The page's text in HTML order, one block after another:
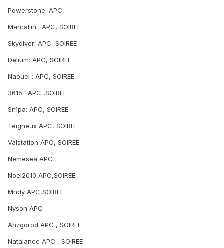
Powerstone: APC,
Marcallin : APC, SOIREE
Skydiver: APC, SOIREE
Delium: APC, SOIREE
Naouel : APC, SOIREE
3615 : APC ,SOIREE
Sn1pa: APC, SOIREE
Teigneux APC, SOIREE
Valstation APC, SOIREE
Nemesea APC
Noel2010 APC,SOIREE
Mndy APC,SOIREE
Nyson APC
Ahzgorod APC , SOIREE
Natalance APC , SOIREE